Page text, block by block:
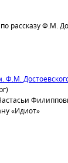
рассказу Ф.М.
Ф.М.
«Идиот»